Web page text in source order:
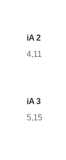
iA 2
4,11
iA 3
5,15